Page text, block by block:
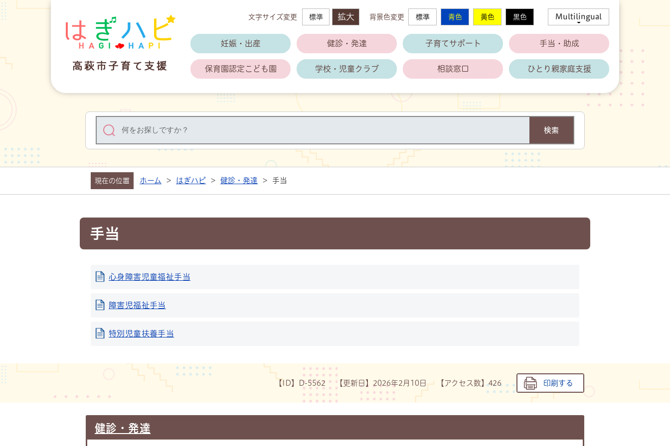
はぎハピ 高萩市子育て支援公式ホームページ
文字サイズ変更 標準 拡大 背景色変更 標準 青色 黄色 黒色 Multilingual
妊娠・出産 健診・発達 子育てサポート 手当・助成
保育園認定こども園 学校・児童クラブ 相談窓口 ひとり親家庭支援
現在の位置 ホーム > はぎハピ > 健診・発達 > 手当
手当
心身障害児童福祉手当
障害児福祉手当
特別児童扶養手当
【ID】 D-5562 【更新日】 2026年2月10日 【アクセス数】426 印刷する
健診・発達